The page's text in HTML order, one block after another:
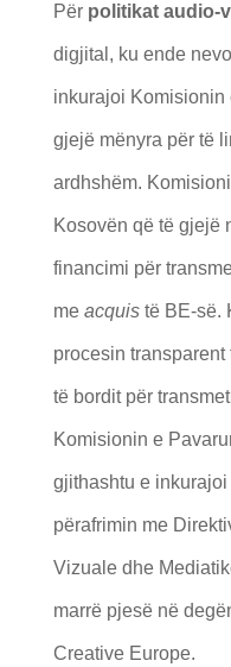
Për politikat audio-
digjital, ku ende
inkurajoi Komisionin
gjejë mënyra për të
ardhshëm.
Kosovën që të gjejë
financimi për
me acquistë BE-së.
procesin
të bordit për
Komisionin e
gjithashtu e
përafrimin me
Vizuale dhe
marrë pjesë në
Creative Europe.